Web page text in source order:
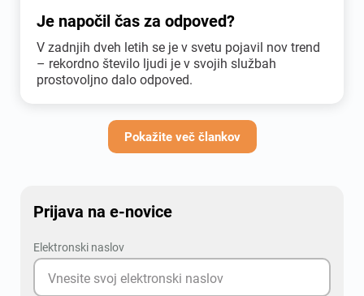
Je napočil čas za odpoved?
V zadnjih dveh letih se je v svetu pojavil nov trend
– rekordno število ljudi je v svojih službah
prostovoljno dalo odpoved.
Pokažite več člankov
Prijava na e-novice
Elektronski naslov